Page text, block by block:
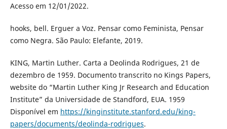
Acesso em 12/01/2022.
hooks, bell. Erguer a Voz. Pensar como Feminista, Pensar
como Negra. São Paulo: Elefante, 2019.
KING, Martin Luther. Carta a Deolinda Rodrigues, 21 de
dezembro de 1959. Documento transcrito no Kings Papers,
website do “Martin Luther King Jr Research and Education
Institute” da Universidade de Standford, EUA. 1959
Disponível em https://kinginstitute.stanford.edu/king-
papers/documents/deolinda-rodrigues.